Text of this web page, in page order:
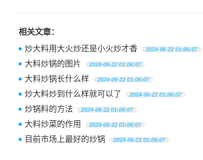
相关文章：
炒大料用大火炒还是小火炒才香
2024-06-22 01:06:07
大料炒锅的图片 2024-06-22 01:06:07
大料炒锅长什么样 2024-06-22 01:06:07
炒大料炒到什么样就可以了 2024-06-22 01:06:07
炒锅料的方法 2024-06-22 01:06:07
大料炒菜的作用 2024-06-22 01:06:07
目前市场上最好的炒锅 2024-06-22 01:06:07